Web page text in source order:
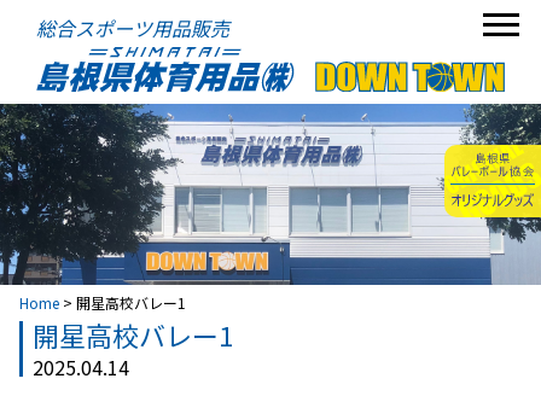
総合スポーツ用品販売
Home > 開星高校バレー1
開星高校バレー1
2025.04.14